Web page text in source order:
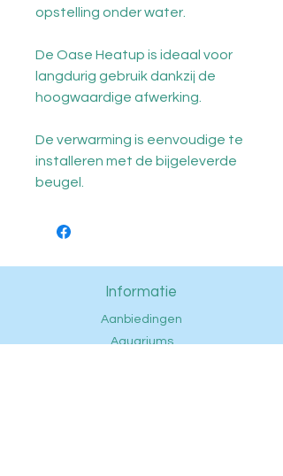
opstelling onder water.
De Oase Heatup is ideaal voor
langdurig gebruik dankzij de
hoogwaardige afwerking.
De verwarming is eenvoudige te
installeren met de bijgeleverde
beugel.
Informatie
Aanbiedingen
Aquariums